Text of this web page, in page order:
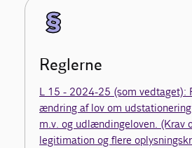
Reglerne
L 15 - 2024-25 (som vedtaget):
ændring af lov om
m.v. og udlændingeloven. (Krav
legitimation og flere